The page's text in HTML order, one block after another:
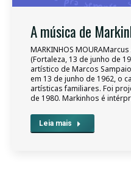
A música de
MARKINHOS
(Fortaleza, 13 de junho de
artístico de Marcos
em 13 de junho de 1962, o
artísticas familiares. Foi
de 1980. Markinhos é
Leia mais